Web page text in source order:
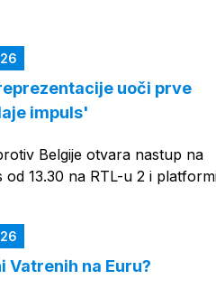
uoči prve
impuls'
Belgije otvara nastup na
13.30 na RTL-u 2 i
Vatrenih na Euru?